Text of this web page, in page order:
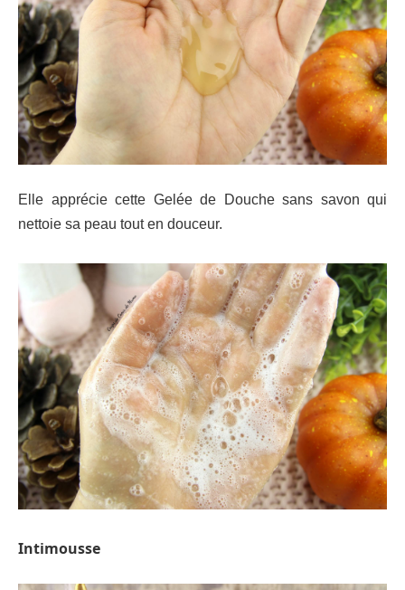
Elle apprécie cette Gelée de Douche sans savon qui
nettoie sa peau tout en douceur.
Intimousse